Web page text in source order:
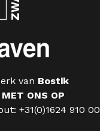
van Bostik
ONS OP
+31(0)1624 910 00